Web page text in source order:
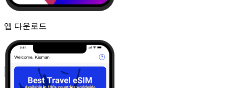
앱 다운로드